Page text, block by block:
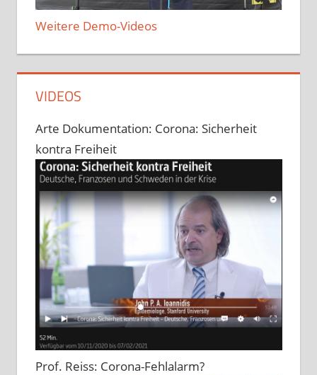
Weitere Demo-Videos
VIDEOS
Arte Dokumentation: Corona: Sicherheit
kontra Freiheit
Prof. Reiss: Corona-Fehlalarm?